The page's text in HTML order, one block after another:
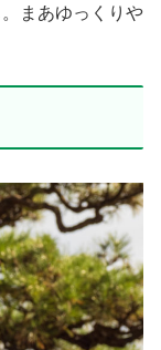
まあゆっくりや